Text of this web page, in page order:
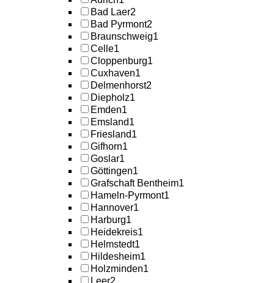
Bad Laer2
Bad Pyrmont2
Braunschweig1
Celle1
Cloppenburg1
Cuxhaven1
Delmenhorst2
Diepholz1
Emden1
Emsland1
Friesland1
Gifhorn1
Goslar1
Göttingen1
Grafschaft Bentheim1
Hameln-Pyrmont1
Hannover1
Harburg1
Heidekreis1
Helmstedt1
Hildesheim1
Holzminden1
Leer2